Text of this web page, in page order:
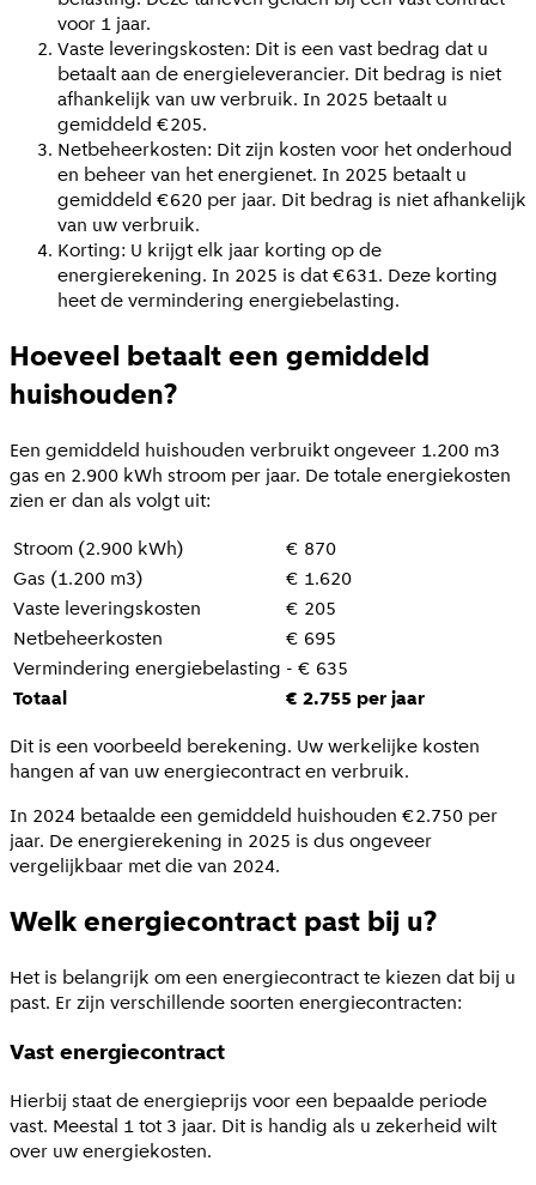
voor 1 jaar.
Vaste leveringskosten: Dit is een vast bedrag dat u
betaalt aan de energieleverancier. Dit bedrag is niet
afhankelijk van uw verbruik. In 2025 betaalt u
gemiddeld €205.
Netbeheerkosten: Dit zijn kosten voor het onderhoud
en beheer van het energienet. In 2025 betaalt u
gemiddeld €620 per jaar. Dit bedrag is niet afhankelijk
van uw verbruik.
Korting: U krijgt elk jaar korting op de
energierekening. In 2025 is dat €631. Deze korting
heet de vermindering energiebelasting.
Hoeveel betaalt een gemiddeld
huishouden?
Een gemiddeld huishouden verbruikt ongeveer 1.200 m3
gas en 2.900 kWh stroom per jaar. De totale energiekosten
zien er dan als volgt uit:
Stroom (2.900 kWh)
€ 870
Gas (1.200 m3)
€ 1.620
Vaste leveringskosten
€ 205
Netbeheerkosten
€ 695
Vermindering energiebelasting - € 635
Totaal
€ 2.755 per jaar
Dit is een voorbeeld berekening. Uw werkelijke kosten
hangen af van uw energiecontract en verbruik.
In 2024 betaalde een gemiddeld huishouden €2.750 per
jaar. De energierekening in 2025 is dus ongeveer
vergelijkbaar met die van 2024.
Welk energiecontract past bij u?
Het is belangrijk om een energiecontract te kiezen dat bij u
past. Er zijn verschillende soorten energiecontracten:
Vast energiecontract
Hierbij staat de energieprijs voor een bepaalde periode
vast. Meestal 1 tot 3 jaar. Dit is handig als u zekerheid wilt
over uw energiekosten.